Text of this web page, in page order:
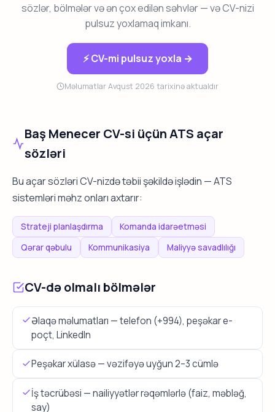
sözlər, bölmələr və ən çox edilən səhvlər — və CV-nizi
pulsuz yoxlamaq imkanı.
⚡ CV-mi pulsuz yoxla →
Məlumatlar Avqust 2026 tarixinə aktualdır
Baş Menecer CV-si üçün ATS açar
sözləri
Bu açar sözləri CV-nizdə təbii şəkildə işlədin — ATS
sistemləri məhz onları axtarır:
Strateji planlaşdırma
Komanda idarəetməsi
Qərar qəbulu
Kommunikasiya Maliyyə savadlılığı
CV-də olmalı bölmələr
Əlaqə məlumatları — telefon (+994), peşəkar e-
poçt, LinkedIn
Peşəkar xülasə — vəzifəyə uyğun 2–3 cümlə
İş təcrübəsi — nailiyyətlər rəqəmlərlə (faiz, məbləğ,
say)